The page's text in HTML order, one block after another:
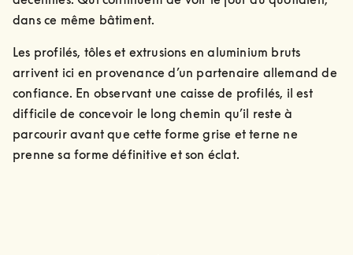
dans ce même bâtiment.
Les profilés, tôles et extrusions en aluminium bruts
arrivent ici en provenance d’un partenaire allemand de
confiance. En observant une caisse de profilés, il est
difficile de concevoir le long chemin qu’il reste à
parcourir avant que cette forme grise et terne ne
prenne sa forme définitive et son éclat.